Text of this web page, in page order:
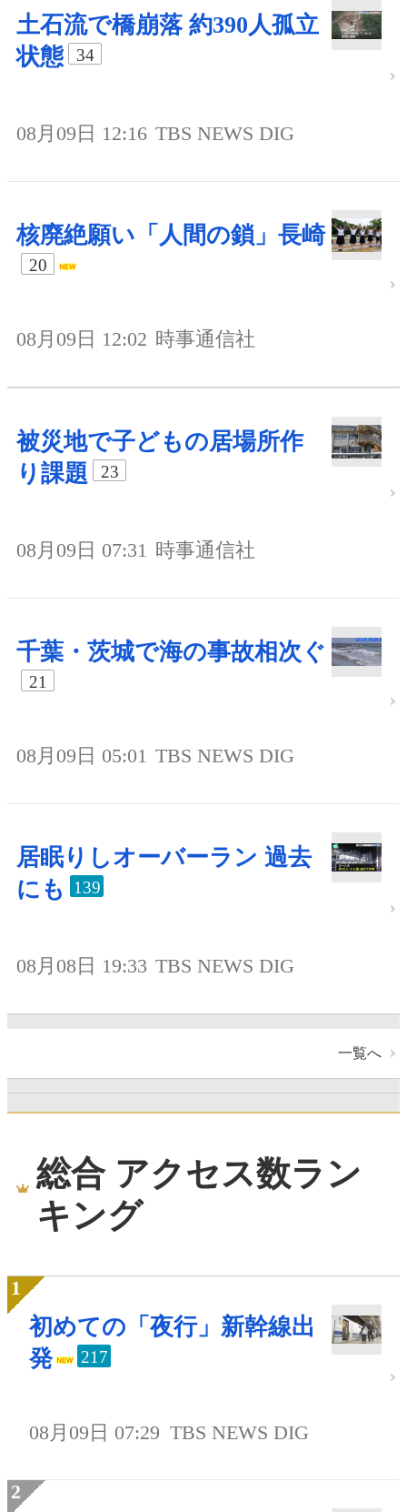
土石流で橋崩落 約390人孤立
状態
34
08月09日 12:16 TBS NEWS DIG
核廃絶願い「人間の鎖」長崎
20
08月09日 12:02 時事通信社
被災地で子どもの居場所作
り課題
23
08月09日 07:31 時事通信社
千葉・茨城で海の事故相次ぐ
21
08月09日 05:01 TBS NEWS DIG
居眠りしオーバーラン 過去
にも
139
08月08日 19:33 TBS NEWS DIG
一覧へ
総合 アクセス数ラン
キング
初めての「夜行」新幹線出
発
217
08月09日 07:29 TBS NEWS DIG